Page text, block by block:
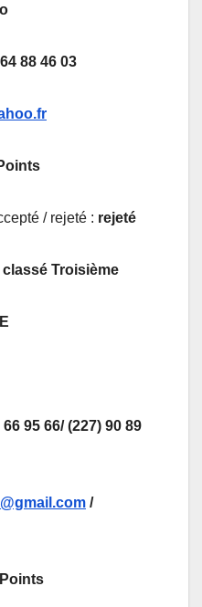
88 46 03
/ rejeté : rejeté
classé Troisième
95 66/ (227) 90 89
/